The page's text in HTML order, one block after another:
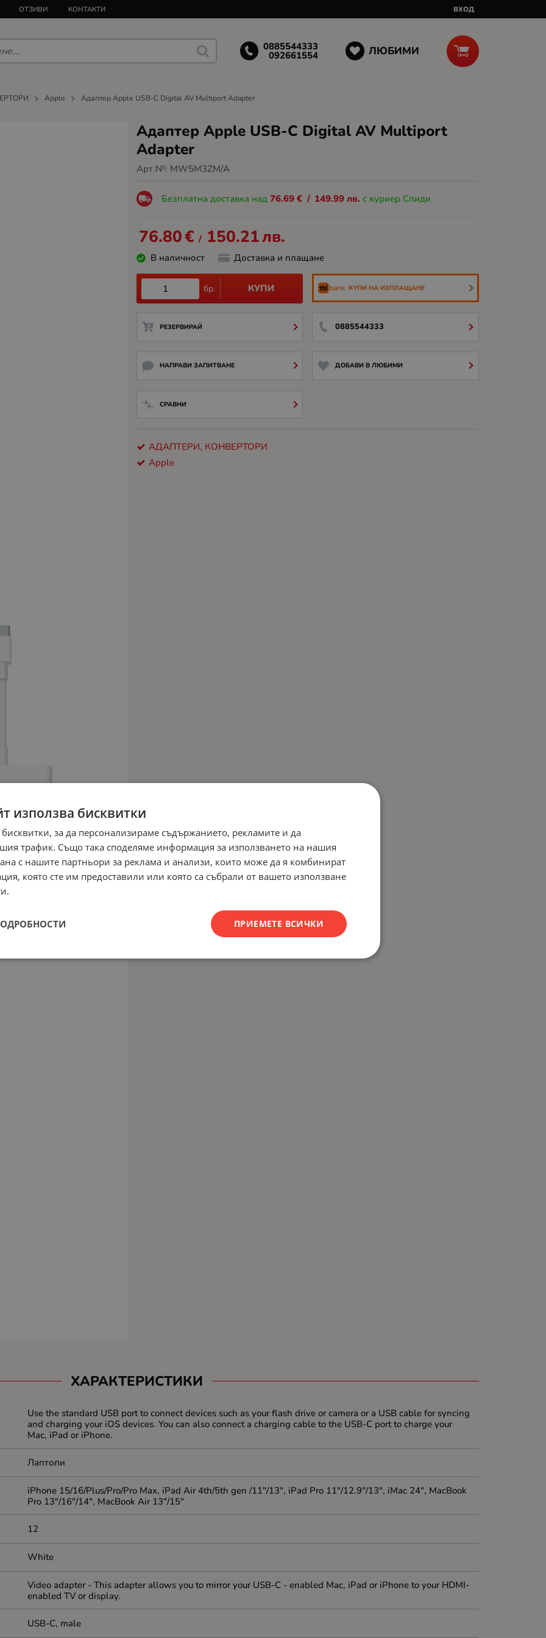
ОТЗИВИ КОНТАКТИ ВХОД
0885544333
092661554 ЛЮБИМИ
Apple Адаптер Apple USB-C Digital AV Multiport Adapter
Адаптер Apple USB-C Digital AV Multiport
Adapter
Арт.№: MW5M3ZM/A
Безплатна доставка над76.69 € / 149.99 лв. с куриер Спиди
76.80€ / 150.21лв.
В наличност Доставка и плащане
бр. КУПИ КУПИ НА ИЗПЛАЩАНЕ
РЕЗЕРВИРАЙ 0885544333
НАПРАВИ ЗАПИТВАНЕ ДОБАВИ В ЛЮБИМИ
СРАВНИ
АДАПТЕРИ, КОНВЕРТОРИ
Apple
ХАРАКТЕРИСТИКИ
Use the standard USB port to connect devices such as your flash drive or camera or a USB cable for syncing
and charging your iOS devices. You can also connect a charging cable to the USB-C port to charge your
Mac, iPad or iPhone.
Лаптопи
iPhone 15/16/Plus/Pro/Pro Max, iPad Air 4th/5th gen /11"/13", iPad Pro 11"/12.9"/13", iMac 24", MacBook
Pro 13"/16"/14", MacBook Air 13"/15"
12
White
Video adapter - This adapter allows you to mirror your USB-C - enabled Mac, iPad or iPhone to your HDMI-
enabled TV or display.
USB-C, male
използва бисквитки
за да персонализираме съдържанието, рекламите и да
трафик. Също така споделяме информация за използването на нашия
с нашите партньори за реклама и анализи, които може да я комбинират
която сте им предоставили или която са събрали от вашето използване
ПРИЕМЕТЕ ВСИЧКИ